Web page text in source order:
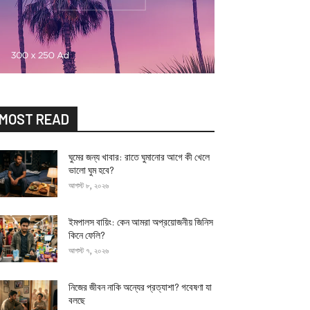
READ
ঘুমের জন্য খাবার: রাতে ঘুমানোর আগে কী খেলে
ভালো ঘুম হবে?
আগস্ট ৮, ২০২৬
ইমপালস বায়িং: কেন আমরা অপ্রয়োজনীয় জিনিস
কিনে ফেলি?
আগস্ট ৭, ২০২৬
নিজের জীবন নাকি অন্যের প্রত্যাশা? গবেষণা যা
বলছে